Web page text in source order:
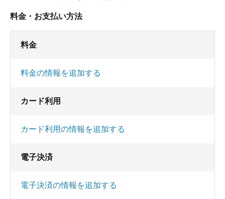
料金・お支払い方法
料金
料金の情報を追加する
カード利用
カード利用の情報を追加する
電子決済
電子決済の情報を追加する